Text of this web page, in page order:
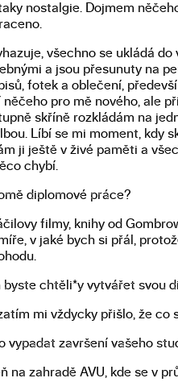
nostalgie. Dojmem
všechno se ukládá
a jsou přesunuty na
fotek a oblečení,
něčeho pro mě nového, ale
skříně rozkládám na
Líbí se mi moment, kdy
ji ještě v živé paměti a
chybí.
diplomové práce?
filmy, knihy od
v jaké bych si přál,
byste chtěli*y vytvářet svou
mi vždycky přišlo, že
vypadat završení vašeho
na zahradě AVU, kde se v